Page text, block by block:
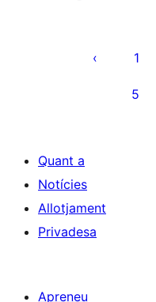
entrades
1
5
Quant a
Notícies
Allotjament
Privadesa
Apreneu